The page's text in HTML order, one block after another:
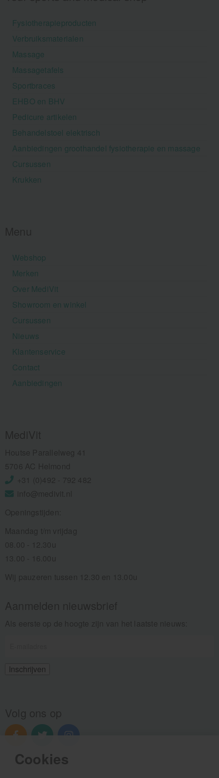
Cookies
Fysiotherapieproducten
Verbruiksmaterialen
Massage
Massagetafels
Sportbraces
EHBO en BHV
Pedicure artikelen
Behandelstoel elektrisch
Aanbiedingen groothandel fysiotherapie en massage
Cursussen
Krukken
Webshop
Merken
Over MediVit
Showroom en winkel
Cursussen
Nieuws
Klantenservice
Contact
Aanbiedingen